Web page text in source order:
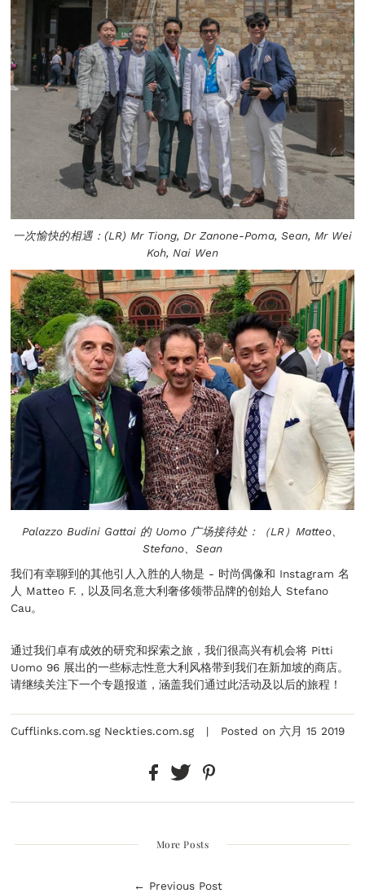
一次愉快的相遇：(LR) Mr Tiong, Dr Zanone-Poma, Sean, Mr Wei
Koh, Nai Wen
Palazzo Budini Gattai 的 Uomo 广场接待处：（LR）Matteo、
Stefano、Sean
我们有幸聊到的其他引人入胜的人物是 - 时尚偶像和 Instagram 名
人 Matteo F.，以及同名意大利奢侈领带品牌的创始人 Stefano
Cau。
通过我们卓有成效的研究和探索之旅，我们很高兴有机会将 Pitti
Uomo 96 展出的一些标志性意大利风格带到我们在新加坡的商店。
请继续关注下一个专题报道，涵盖我们通过此活动及以后的旅程！
Cufflinks.com.sg Neckties.com.sg | Posted on 六月 15 2019
More Posts
← Previous Post